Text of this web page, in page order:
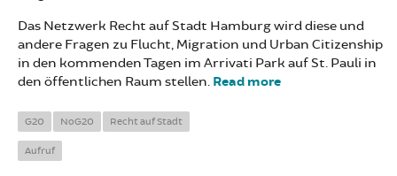
Das Netzwerk Recht auf Stadt Hamburg wird diese und
andere Fragen zu Flucht, Migration und Urban Citizenship
in den kommenden Tagen im Arrivati Park auf St. Pauli in
den öffentlichen Raum stellen. Read more
G20 NoG20 Recht auf Stadt
Aufruf